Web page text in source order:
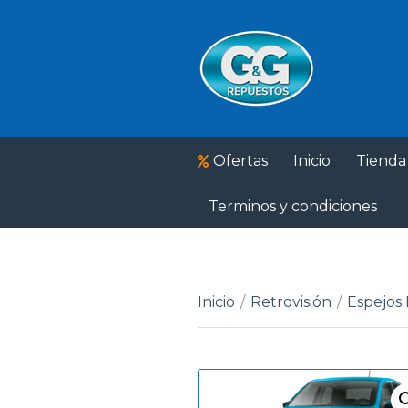
Ofertas Inicio Tienda
Terminos y condiciones
Inicio / Retrovisión / Espejos